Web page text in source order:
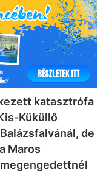
katasztrófa
Küküllő
de
Maros